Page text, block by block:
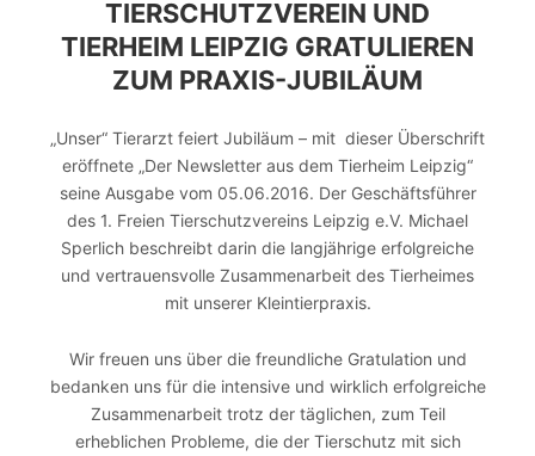
TIERSCHUTZVEREIN UND
TIERHEIM LEIPZIG GRATULIEREN
ZUM PRAXIS-JUBILÄUM
„Unser“ Tierarzt feiert Jubiläum – mit dieser Überschrift
eröffnete „Der Newsletter aus dem Tierheim Leipzig“
seine Ausgabe vom 05.06.2016. Der Geschäftsführer
des 1. Freien Tierschutzvereins Leipzig e.V. Michael
Sperlich beschreibt darin die langjährige erfolgreiche
und vertrauensvolle Zusammenarbeit des Tierheimes
mit unserer Kleintierpraxis.
Wir freuen uns über die freundliche Gratulation und
bedanken uns für die intensive und wirklich erfolgreiche
Zusammenarbeit trotz der täglichen, zum Teil
erheblichen Probleme, die der Tierschutz mit sich